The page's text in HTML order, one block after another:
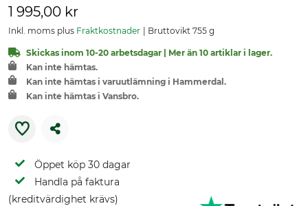
1 995,00 kr
Inkl. moms plus Fraktkostnader Bruttovikt 755 g
Skickas inom 10-20 arbetsdagar | Mer än 10 artiklar i lager.
Kan inte hämtas.
Kan inte hämtas i varuutlämning i Hammerdal.
Kan inte hämtas i Vansbro.
Öppet köp 30 dagar
Handla på faktura
(kreditvärdighet krävs)